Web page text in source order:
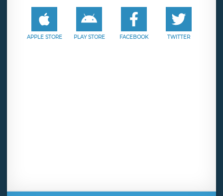
APPLE STORE PLAY STORE FACEBOOK TWITTER